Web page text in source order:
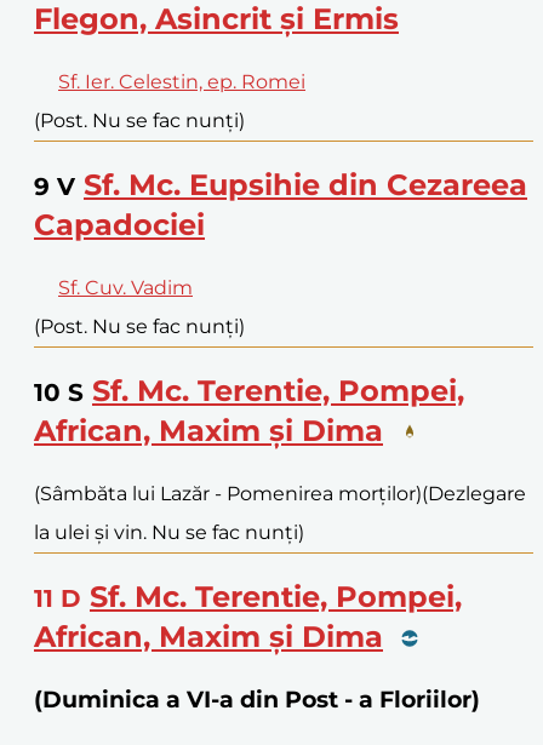
Flegon, Asincrit și Ermis
Sf. Ier. Celestin, ep. Romei
(Post. Nu se fac nunți)
9 V Sf. Mc. Eupsihie din Cezareea
Capadociei
Sf. Cuv. Vadim
(Post. Nu se fac nunți)
10 S Sf. Mc. Terentie, Pompei,
African, Maxim și Dima
(Sâmbăta lui Lazăr - Pomenirea morților)(Dezlegare
la ulei și vin. Nu se fac nunți)
11 D Sf. Mc. Terentie, Pompei,
African, Maxim și Dima
(Duminica a VI-a din Post - a Floriilor)